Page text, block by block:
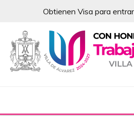
contenido
Obtienen Visa para